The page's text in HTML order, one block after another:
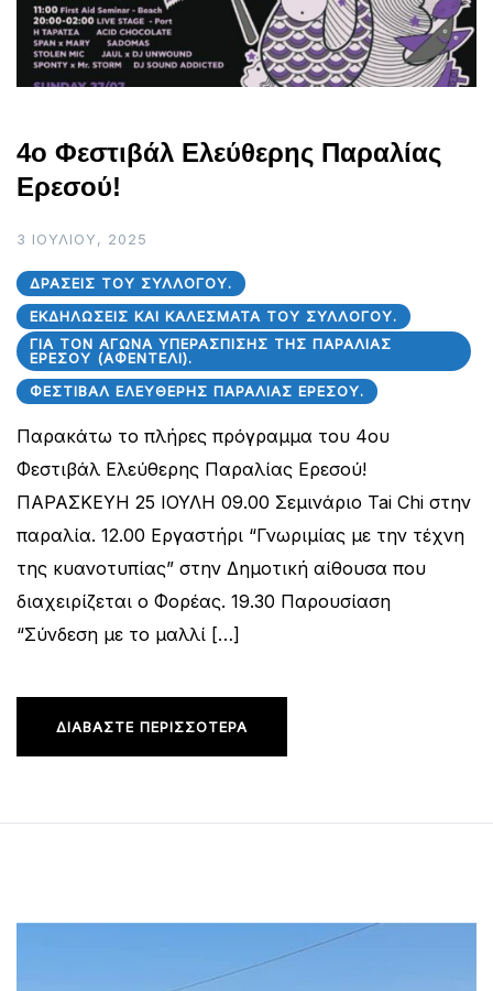
4ο Φεστιβάλ Ελεύθερης Παραλίας
Ερεσού!
3 ΙΟΥΛΊΟΥ, 2025
ΔΡΆΣΕΙΣ ΤΟΥ ΣΥΛΛΌΓΟΥ.
ΕΚΔΗΛΏΣΕΙΣ ΚΑΙ ΚΑΛΈΣΜΑΤΑ ΤΟΥ ΣΥΛΛΌΓΟΥ.
ΓΙΑ ΤΟΝ ΑΓΏΝΑ ΥΠΕΡΆΣΠΙΣΗΣ ΤΗΣ ΠΑΡΑΛΊΑΣ
ΕΡΕΣΟΎ (ΑΦΕΝΤΈΛΙ).
ΦΕΣΤΙΒΆΛ ΕΛΕΎΘΕΡΗΣ ΠΑΡΑΛΊΑΣ ΕΡΕΣΟΎ.
Παρακάτω το πλήρες πρόγραμμα του 4ου
Φεστιβάλ Ελεύθερης Παραλίας Ερεσού!
ΠΑΡΑΣΚΕΥΗ 25 ΙΟΥΛΗ 09.00 Σεμινάριο Tai Chi στην
παραλία. 12.00 Εργαστήρι “Γνωριμίας με την τέχνη
της κυανοτυπίας” στην Δημοτική αίθουσα που
διαχειρίζεται ο Φορέας. 19.30 Παρουσίαση
“Σύνδεση με το μαλλί […]
ΔΙΑΒΆΣΤΕ ΠΕΡΙΣΣΌΤΕΡΑ